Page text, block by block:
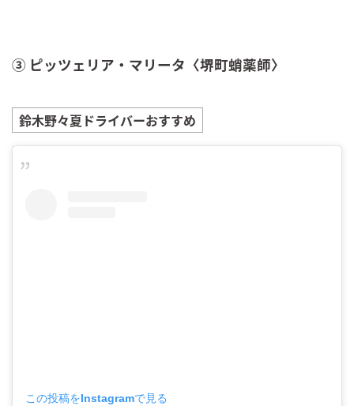
③ ピッツェリア・マリータ〈堺町蛸薬師〉
鈴木野々夏 ドライバーおすすめ
この投稿をInstagramで見る